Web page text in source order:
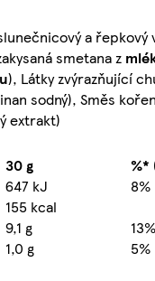
a řepkový
smetana z
), Látky zvýrazňující
sodný), Směs
extrakt)
30 g
%*
647 kJ
8%
155 kcal
9,1 g
13%
1,0 g
5%